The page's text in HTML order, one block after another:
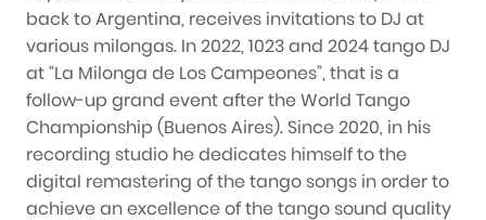
back to Argentina, receives invitations to DJ at
various milongas. In 2022, 1023 and 2024 tango DJ
at “La Milonga de Los Campeones”, that is a
follow-up grand event after the World Tango
Championship (Buenos Aires). Since 2020, in his
recording studio he dedicates himself to the
digital remastering of the tango songs in order to
achieve an excellence of the tango sound quality